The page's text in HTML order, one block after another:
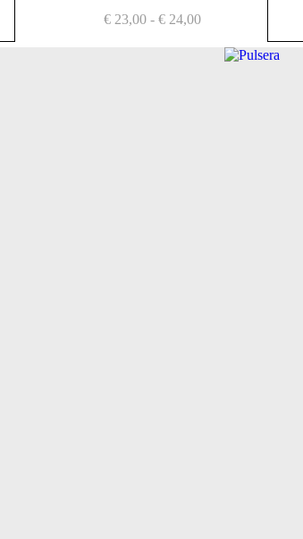
€ 23,00 - € 24,00